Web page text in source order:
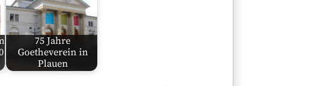
75 Jahre
Goetheverein in
Plauen